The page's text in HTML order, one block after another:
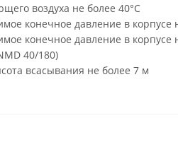
воздуха не более 40°C
конечное давление в корпусе
конечное давление в корпусе
40/180)
всасывания не более 7 м